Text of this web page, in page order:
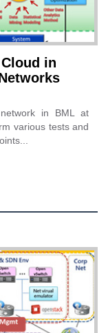
in
in BML at
various tests and